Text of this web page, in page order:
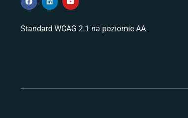
Standard WCAG 2.1 na poziomie AA